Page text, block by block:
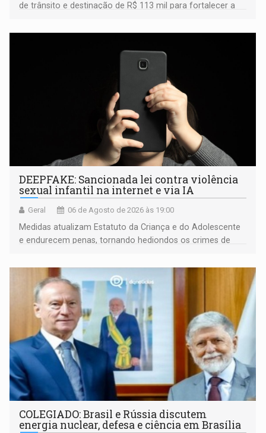
de trânsito e destinação de R$ 113 mil para fortalecer a
DEEPFAKE: Sancionada lei contra violência
sexual infantil na internet e via IA
Geral 06 de Agosto de 2026 às 19:00
Medidas atualizam Estatuto da Criança e do Adolescente
e endurecem penas, tornando hediondos os crimes de
COLEGIADO: Brasil e Rússia discutem
energia nuclear, defesa e ciência em Brasília